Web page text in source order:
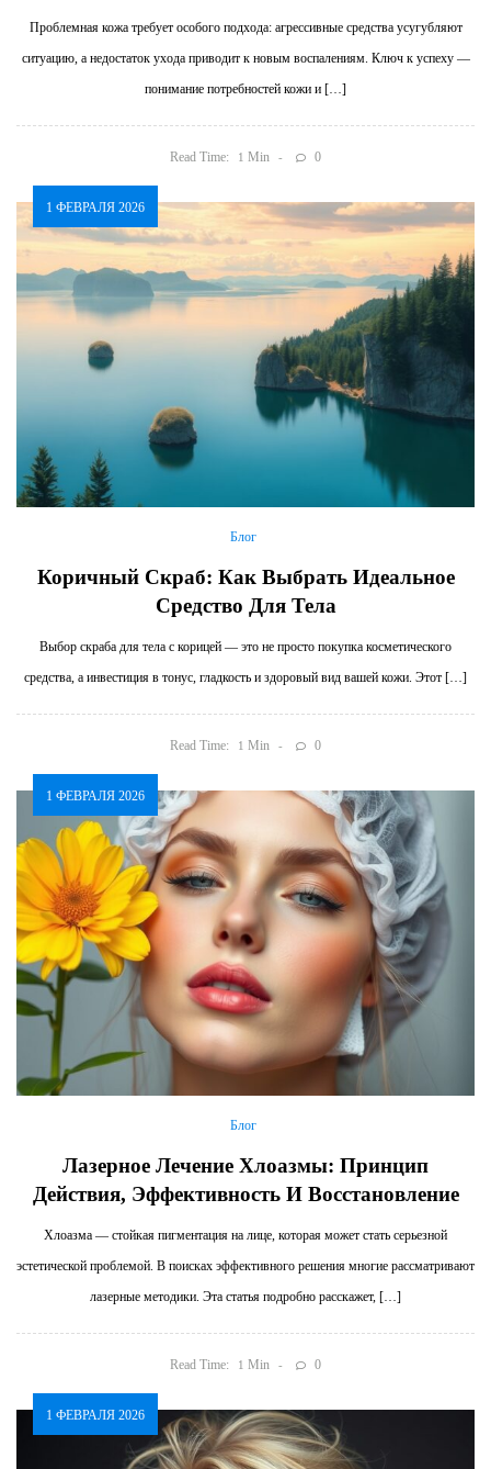
Проблемная кожа требует особого подхода: агрессивные средства усугубляют
ситуацию, а недостаток ухода приводит к новым воспалениям. Ключ к успеху —
понимание потребностей кожи и […]
Read Time: 1 Min 0
1 ФЕВРАЛЯ 2026
Блог
Коричный Скраб: Как Выбрать Идеальное
Средство Для Тела
Выбор скраба для тела с корицей — это не просто покупка косметического
средства, а инвестиция в тонус, гладкость и здоровый вид вашей кожи. Этот […]
Read Time: 1 Min 0
1 ФЕВРАЛЯ 2026
Блог
Лазерное Лечение Хлоазмы: Принцип
Действия, Эффективность И Восстановление
Хлоазма — стойкая пигментация на лице, которая может стать серьезной
эстетической проблемой. В поисках эффективного решения многие рассматривают
лазерные методики. Эта статья подробно расскажет, […]
Read Time: 1 Min 0
1 ФЕВРАЛЯ 2026